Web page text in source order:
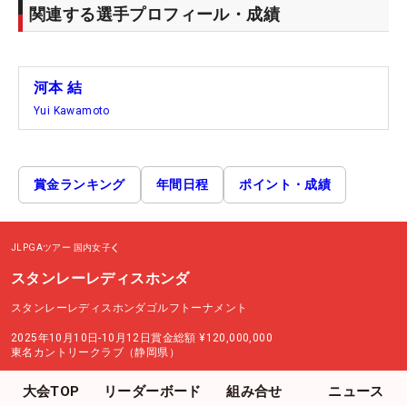
関連する選手プロフィール・成績
河本 結
Yui Kawamoto
賞金ランキング 年間日程 ポイント・成績
JLPGAツアー 国内女子
スタンレーレディスホンダ
スタンレーレディスホンダゴルフトーナメント
2025年10月10日-10月12日賞金総額 ¥120,000,000
東名カントリークラブ（静岡県）
大会TOP リーダーボード 組み合せ ニュース